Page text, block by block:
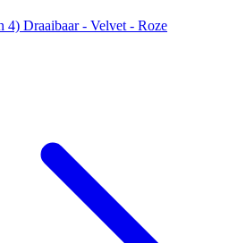
4) Draaibaar - Velvet - Roze